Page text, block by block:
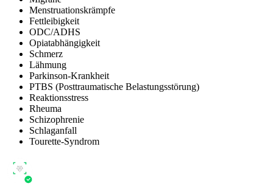
Menstruationskrämpfe
Fettleibigkeit
ODC/ADHS
Opiatabhängigkeit
Schmerz
Lähmung
Parkinson-Krankheit
PTBS (Posttraumatische Belastungsstörung)
Reaktionsstress
Rheuma
Schizophrenie
Schlaganfall
Tourette-Syndrom